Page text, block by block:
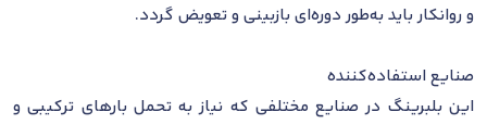
و روانکار باید به‌طور دوره‌ای بازبینی و تعویض گردد.
صنایع استفاده‌کننده
این بلبرینگ در صنایع مختلفی که نیاز به تحمل بارهای ترکیبی و